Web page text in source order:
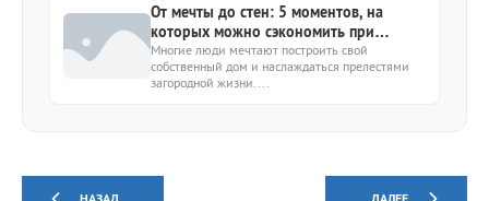
От мечты до стен: 5 моментов, на
которых можно сэкономить при
строительстве дома
Многие люди мечтают построить свой
собственный дом и наслаждаться прелестями
загородной жизни....